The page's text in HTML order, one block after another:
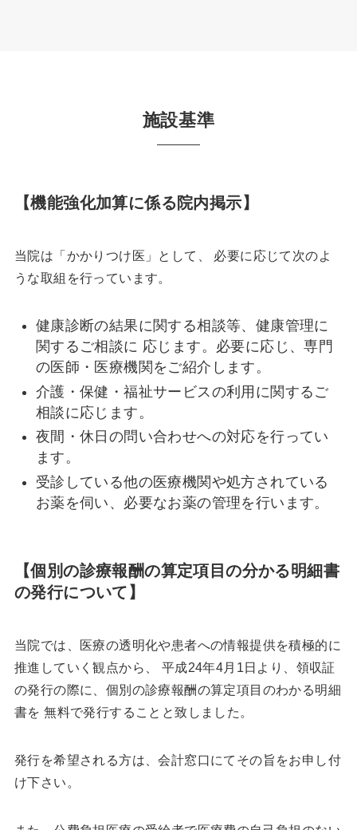
施設基準
【機能強化加算に係る院内掲示】
当院は「かかりつけ医」として、 必要に応じて次のよ
うな取組を行っています。
健康診断の結果に関する相談等、健康管理に
関するご相談に 応じます。必要に応じ、専門
の医師・医療機関をご紹介します。
介護・保健・福祉サービスの利用に関するご
相談に応じます。
夜間・休日の問い合わせへの対応を行ってい
ます。
受診している他の医療機関や処方されている
お薬を伺い、必要なお薬の管理を行います。
【個別の診療報酬の算定項目の分かる明細書
の発行について】
当院では、医療の透明化や患者への情報提供を積極的に
推進していく観点から、 平成24年4月1日より、領収証
の発行の際に、個別の診療報酬の算定項目のわかる明細
書を 無料で発行することと致しました。
発行を希望される方は、会計窓口にてその旨をお申し付
け下さい。